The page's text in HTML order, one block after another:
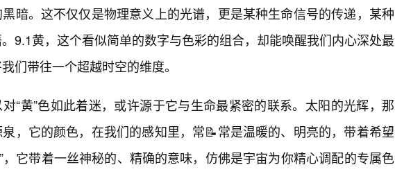
暗。这不仅仅是物理意义上的光谱，更是某种生命信号的传递，某种
9.1黄，这个看似简单的数字与色彩的组合，却能唤醒我们内心深处最
们带往一个超越时空的维度。
“黄”色如此着迷，或许源于它与生命最紧密的联系。太阳的光辉，那
，它的颜色，在我们的感知里，常📝常是温暖的、明亮的，带着希望
，它带着一丝神秘的、精确的意味，仿佛是宇宙为你精心调配的专属色